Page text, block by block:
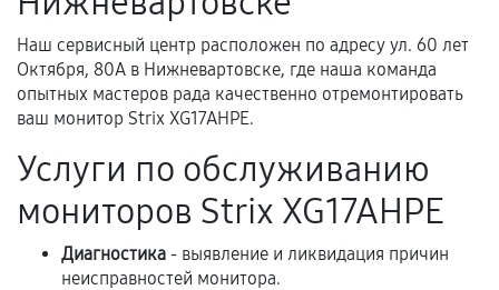
третьих лиц.
Естественный износ деталей, если иное не
предусмотрено отдельно.
Обращение после окончания гарантийного
Программные сбои, если это не указано в
отдельных условиях.
Наш сервисный центр расположен по адресу ул. 60 лет
Октября, 80А в Нижневартовске, где наша команда
опытных мастеров рада качественно отремонтировать
ваш монитор Strix XG17AHPE.
Услуги по обслуживанию
мониторов Strix XG17AHPE
Диагностика - выявление и ликвидация причин
неисправностей монитора.